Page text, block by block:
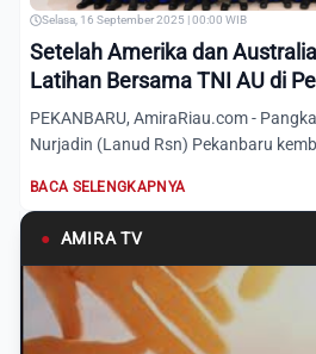
Selasa, 16 September 2025 | 00:00 WIB
Setelah Amerika dan
Latihan Bersama TNI AU di
PEKANBARU, AmiraRiau.com -
Nurjadin (Lanud Rsn) Pekanbaru
BACA SELENGKAPNYA
● AMIRA TV